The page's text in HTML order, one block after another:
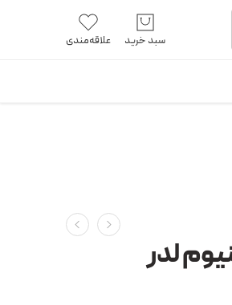
آموزش خرید از سایت
سبد خرید علاقه‌مندی
لدر